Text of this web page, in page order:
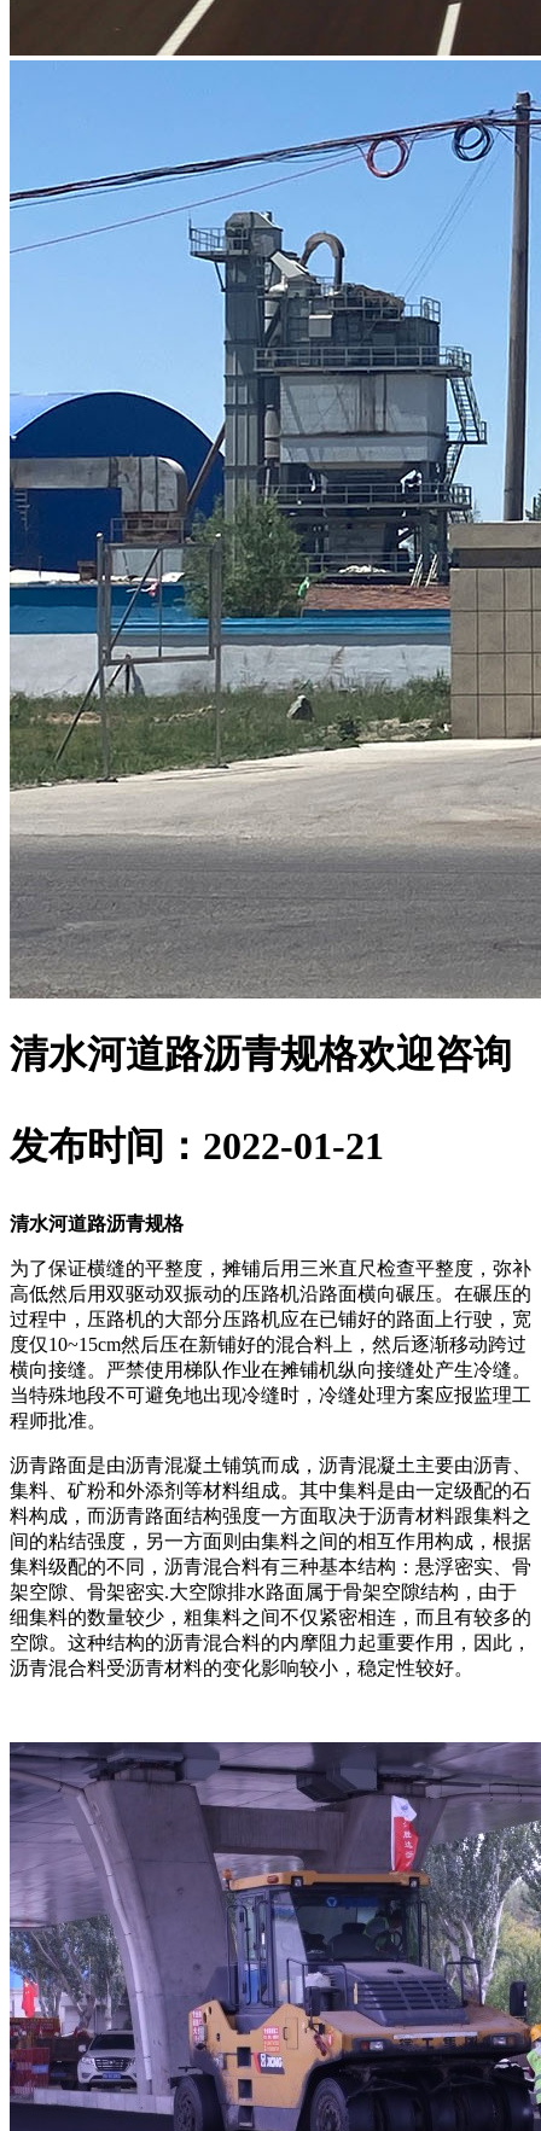
清水河道路沥青规格欢迎咨询
发布时间：2022-01-21
清水河道路沥青规格
为了保证横缝的平整度，摊铺后用三米直尺检查平整度，弥补
高低然后用双驱动双振动的压路机沿路面横向碾压。在碾压的
过程中，压路机的大部分压路机应在已铺好的路面上行驶，宽
度仅10~15cm然后压在新铺好的混合料上，然后逐渐移动跨过
横向接缝。严禁使用梯队作业在摊铺机纵向接缝处产生冷缝。
当特殊地段不可避免地出现冷缝时，冷缝处理方案应报监理工
程师批准。
沥青路面是由沥青混凝土铺筑而成，沥青混凝土主要由沥青、
集料、矿粉和外添剂等材料组成。其中集料是由一定级配的石
料构成，而沥青路面结构强度一方面取决于沥青材料跟集料之
间的粘结强度，另一方面则由集料之间的相互作用构成，根据
集料级配的不同，沥青混合料有三种基本结构：悬浮密实、骨
架空隙、骨架密实.大空隙排水路面属于骨架空隙结构，由于
细集料的数量较少，粗集料之间不仅紧密相连，而且有较多的
空隙。这种结构的沥青混合料的内摩阻力起重要作用，因此，
沥青混合料受沥青材料的变化影响较小，稳定性较好。